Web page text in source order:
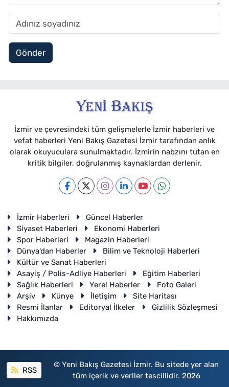
Gönder
İzmir ve çevresindeki tüm gelişmelerle İzmir haberleri ve
vefat haberleri Yeni Bakış Gazetesi İzmir tarafından anlık
olarak okuyuculara sunulmaktadır. İzmirin nabzını tutan en
kritik bilgiler, doğrulanmış kaynaklardan derlenir.
İzmir Haberleri
Güncel Haberler
Siyaset Haberleri
Ekonomi Haberleri
Spor Haberleri
Magazin Haberleri
Dünya'dan Haberler
Bilim ve Teknoloji Haberleri
Kültür ve Sanat Haberleri
Asayiş / Polis-Adliye Haberleri
Eğitim Haberleri
Sağlık Haberleri
Yerel Haberler
Foto Galeri
Arşiv
Künye İletişim
Site Haritası
Resmi İlanlar
Editoryal İlkeler
Gizlilik Sözleşmesi
Hakkımızda
RSS
© Yeni Bakış Gazetesi İzmir. Bu sitede yer alan
tüm içerik ve veriler tescillidir. 2026